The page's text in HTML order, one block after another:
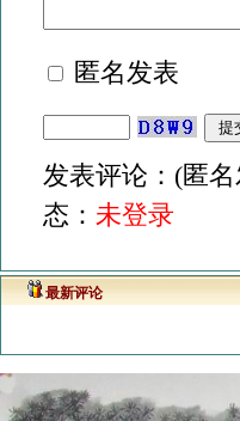
匿名发表
发表评论：(匿
态： 未登录
最新评论